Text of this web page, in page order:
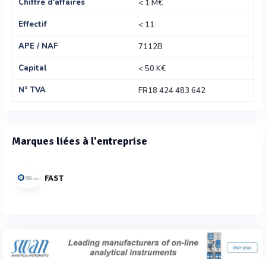
Chiffre d'affaires
< 1 M€
Effectif
< 11
APE / NAF
7112B
Capital
< 50 K€
N° TVA
FR18 424 483 642
Marques liées à l'entreprise
FAST